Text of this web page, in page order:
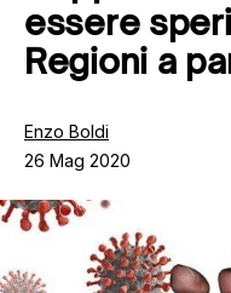
Tutti gli articoli
Chi siamo
Contatti
essere
Regioni a
Enzo Boldi
26 Mag 2020